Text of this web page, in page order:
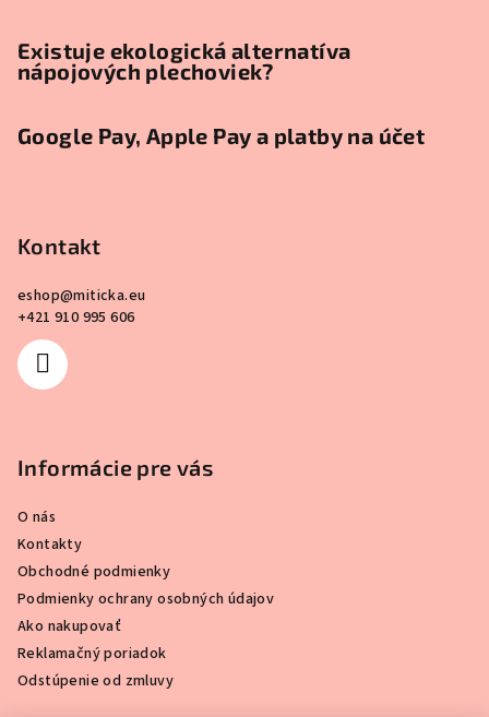
Existuje ekologická alternatíva
nápojových plechoviek?
Google Pay, Apple Pay a platby na účet
Kontakt
eshop@miticka.eu
+421 910 995 606
Informácie pre vás
O nás
Kontakty
Obchodné podmienky
Podmienky ochrany osobných údajov
Ako nakupovať
Reklamačný poriadok
Odstúpenie od zmluvy